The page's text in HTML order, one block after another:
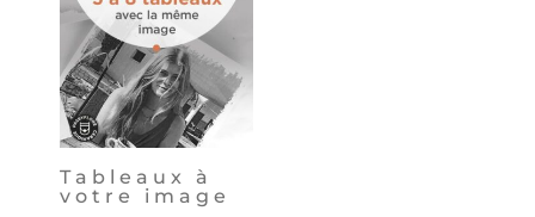
Tableaux à
votre image